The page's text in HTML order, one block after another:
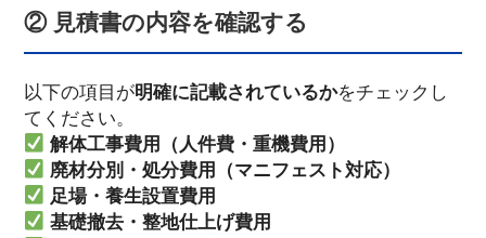
② 見積書の内容を確認する
以下の項目が明確に記載されているかをチェックし
てください。
解体工事費用（人件費・重機費用）
廃材分別・処分費用（マニフェスト対応）
足場・養生設置費用
基礎撤去・整地仕上げ費用